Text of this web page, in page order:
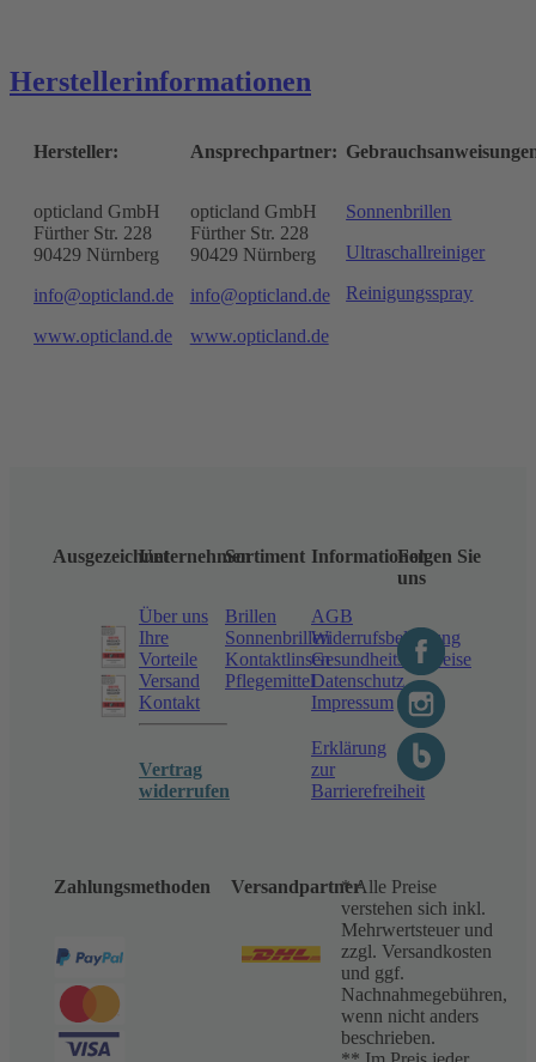
Herstellerinformationen
Hersteller:
opticland GmbH
Fürther Str. 228
90429 Nürnberg
info@opticland.de
www.opticland.de
Ansprechpartner:
opticland GmbH
Fürther Str. 228
90429 Nürnberg
info@opticland.de
www.opticland.de
Sonnenbrillen
Ultraschallreiniger
Reinigungsspray
AusgezeichnetUnternehmen
Über uns
Ihre
Vorteile
Versand
Kontakt
Vertrag
widerrufen
Sortiment
Brillen
Sonnenbrillen
Kontaktlinsen
Pflegemittel
Informationen
AGB
Widerrufsbelehrung
Gesundheitshinweise
Datenschutz
Impressum
Erklärung
zur
Barrierefreiheit
Folgen Sie
uns
Zahlungsmethoden Versandpartner* Alle Preise
verstehen sich inkl.
Mehrwertsteuer und
zzgl. Versandkosten
und ggf.
Nachnahmegebühren,
wenn nicht anders
beschrieben.